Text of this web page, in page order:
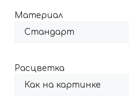
Материал
Расцветка